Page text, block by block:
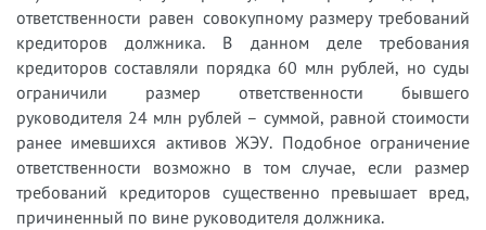
ответственности равен совокупному размеру требований
кредиторов должника. В данном деле требования
кредиторов составляли порядка 60 млн рублей, но суды
ограничили размер ответственности бывшего
руководителя 24 млн рублей – суммой, равной стоимости
ранее имевшихся активов ЖЭУ. Подобное ограничение
ответственности возможно в том случае, если размер
требований кредиторов существенно превышает вред,
причиненный по вине руководителя должника.